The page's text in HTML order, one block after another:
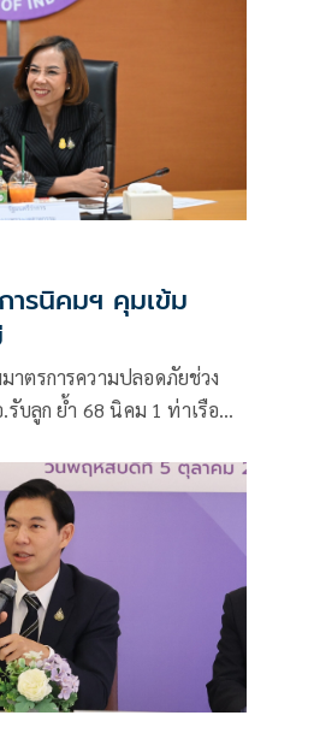
นย์กลางการลงทุนในภูมิภาค
รนิคมฯ คุมเข้ม
าตรการความปลอดภัยช่วง
บลูก ย้ำ 68 นิคม 1 ท่าเรือ
ติเหตุ